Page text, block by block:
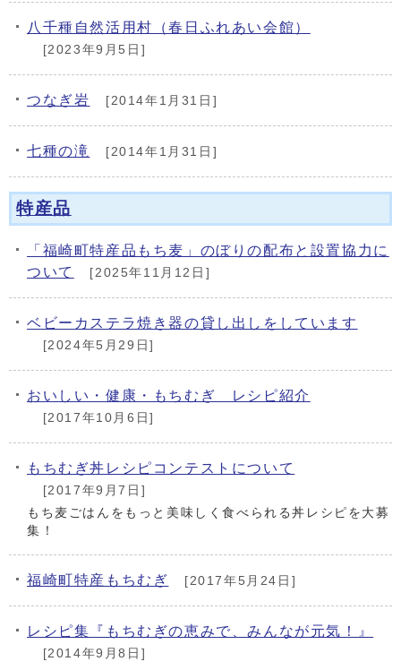
八千種自然活用村（春日ふれあい会館）
[2023年9月5日]
つなぎ岩 [2014年1月31日]
七種の滝 [2014年1月31日]
特産品
「福崎町特産品もち麦」のぼりの配布と設置協力に
ついて
[2025年11月12日]
ベビーカステラ焼き器の貸し出しをしています
[2024年5月29日]
おいしい・健康・もちむぎ レシピ紹介
[2017年10月6日]
もちむぎ丼レシピコンテストについて
[2017年9月7日]
もち麦ごはんをもっと美味しく食べられる丼レシピを大募
集！
福崎町特産もちむぎ [2017年5月24日]
レシピ集『もちむぎの恵みで、みんなが元気！』
[2014年9月8日]